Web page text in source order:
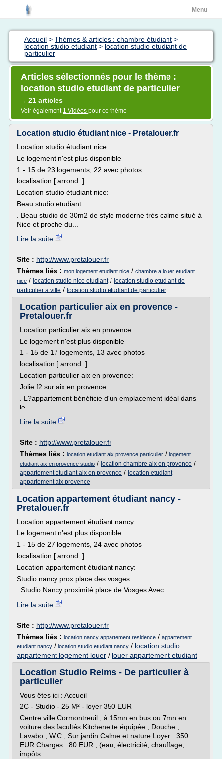
Menu
Accueil > Thèmes & articles : chambre étudiant >
location studio etudiant > location studio etudiant de
particulier
Articles sélectionnés pour le thème :
location studio etudiant de particulier
→ 21 articles
Voir également 1 Vidéos pour ce thème
Location studio étudiant nice - Pretalouer.fr
Location studio étudiant nice
Le logement n'est plus disponible
1 - 15 de 23 logements, 22 avec photos
localisation [ arrond. ]
Location studio étudiant nice:
Beau studio etudiant
. Beau studio de 30m2 de style moderne très calme situé à
Nice et proche du...
Lire la suite
Site : http://www.pretalouer.fr
Thèmes liés : mon logement etudiant nice / chambre a louer etudiant
nice / location studio nice etudiant/ location studio etudiant de
particulier a ville / location studio etudiant de particulier
Location particulier aix en provence -
Pretalouer.fr
Location particulier aix en provence
Le logement n'est plus disponible
1 - 15 de 17 logements, 13 avec photos
localisation [ arrond. ]
Location particulier aix en provence:
Jolie f2 sur aix en provence
. L?appartement bénéficie d'un emplacement idéal dans
le...
Lire la suite
Site : http://www.pretalouer.fr
Thèmes liés : location etudiant aix provence particulier / logement
etudiant aix en provence studio / location chambre aix en provence /
appartement etudiant aix en provence / location etudiant
appartement aix provence
Location appartement étudiant nancy -
Pretalouer.fr
Location appartement étudiant nancy
Le logement n'est plus disponible
1 - 15 de 27 logements, 24 avec photos
localisation [ arrond. ]
Location appartement étudiant nancy:
Studio nancy prox place des vosges
. Studio Nancy proximité place de Vosges Avec...
Lire la suite
Site : http://www.pretalouer.fr
Thèmes liés : location nancy appartement residence / appartement
etudiant nancy / location studio etudiant nancy / location studio
appartement logement louer / louer appartement etudiant
Location Studio Reims - De particulier à
particulier
Vous êtes ici : Accueil
2C - Studio - 25 M² - loyer 350 EUR
Centre ville Cormontreuil ; à 15mn en bus ou 7mn en
voiture des facultés Kitchenette équipée ; Douche ;
Lavabo ; W.C ; Sur jardin Calme et nature Loyer : 350
EUR Charges : 80 EUR ; (eau, électricité, chauffage,
impôts...